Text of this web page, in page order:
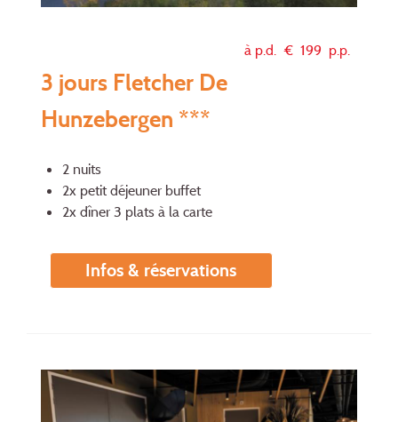
à p.d. € 199 p.p.
3 jours Fletcher De
Hunzebergen ***
2 nuits
2x petit déjeuner buffet
2x dîner 3 plats à la carte
Infos & réservations